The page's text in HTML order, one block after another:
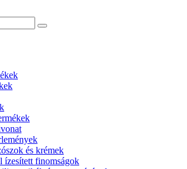
és krémek
ízesített finomságok